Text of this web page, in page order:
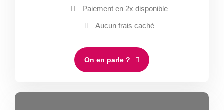
Paiement en 2x disponible
Aucun frais caché
On en parle ?